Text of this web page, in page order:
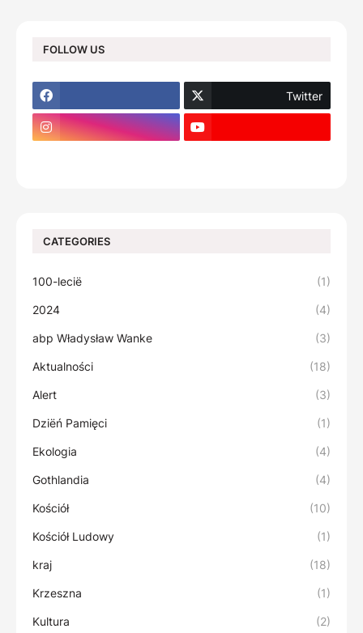
FOLLOW US
Twitter
CATEGORIES
100-lecië (1)
2024 (4)
abp Władysław Wanke (3)
Aktualności (18)
Alert (3)
Dziëń Pamięci (1)
Ekologia (4)
Gothlandia (4)
Kościół (10)
Kościół Ludowy (1)
kraj (18)
Krzeszna (1)
Kultura (2)